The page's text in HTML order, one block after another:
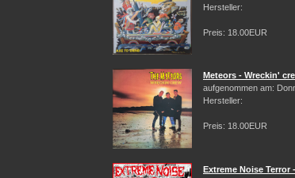
Hersteller:
Preis: 18.00EUR
Meteors - Wreckin'
aufgenommen am:
Hersteller:
Preis: 18.00EUR
Extreme Noise